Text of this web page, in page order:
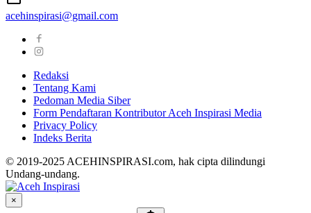
acehinspirasi@gmail.com
Redaksi
Tentang Kami
Pedoman Media Siber
Form Pendaftaran Kontributor Aceh Inspirasi Media
Privacy Policy
Indeks Berita
© 2019-2025 ACEHINSPIRASI.com, hak cipta dilindungi
Undang-undang.
×